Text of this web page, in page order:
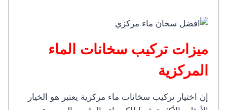
ميزات تركيب سخانات الماء
المركزية
إن اختيار تركيب سخانات ماء مركزية يعتبر هو الخيار